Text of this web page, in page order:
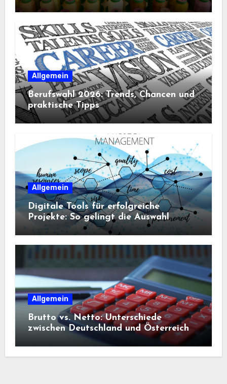
Allgemein
Berufswahl 2026: Trends, Chancen und
praktische Tipps
Allgemein
Digitale Tools für erfolgreiche
Projekte: So gelingt die Auswahl
Allgemein
Brutto vs. Netto: Unterschiede
zwischen Deutschland und Österreich